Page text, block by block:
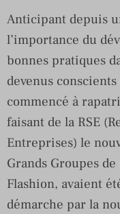
Anticipant depuis
l’importance du
bonnes pratiques
devenus
commencé à
faisant de la RSE
Entreprises) le
Grands Groupes
Flashion, avaient
démarche par la